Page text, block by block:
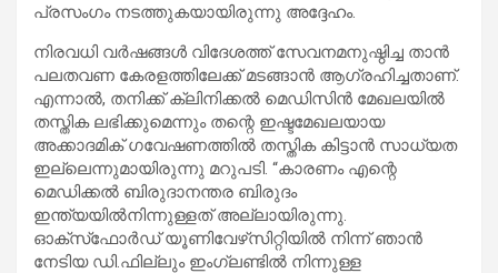
പ്രസംഗം നടത്തുകയായിരുന്നു അദ്ദേഹം.
നിരവധി വർഷങ്ങൾ വിദേശത്ത് സേവനമനുഷ്ഠിച്ച താൻ
പലതവണ കേരളത്തിലേക്ക് മടങ്ങാൻ ആഗ്രഹിച്ചതാണ്.
എന്നാൽ, തനിക്ക് ക്ലിനിക്കൽ മെഡിസിൻ മേഖലയിൽ
തസ്തിക ലഭിക്കുമെന്നും തന്റെ ഇഷ്ടമേഖലയായ
അക്കാദമിക് ഗവേഷണത്തിൽ തസ്തിക കിട്ടാൻ സാധ്യത
ഇല്ലെന്നുമായിരുന്നു മറുപടി. “കാരണം എന്റെ
മെഡിക്കൽ ബിരുദാനന്തര ബിരുദം
ഇന്ത്യയിൽനിന്നുള്ളത് അല്ലായിരുന്നു.
ഓക്‌സ്‌ഫോർഡ് യൂണിവേഴ്‌സിറ്റിയിൽ നിന്ന് ഞാൻ
നേടിയ ഡി.ഫില്ലും ഇംഗ്ലണ്ടിൽ നിന്നുള്ള